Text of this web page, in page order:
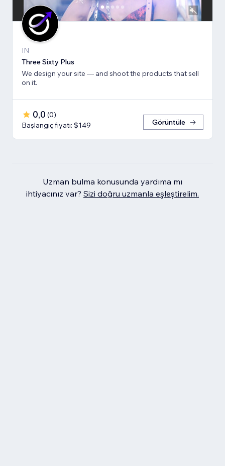
IN
Three Sixty Plus
We design your site — and shoot the products that sell
on it.
0,0 (0)
Başlangıç fiyatı: $149
Görüntüle
Uzman bulma konusunda yardıma mı
ihtiyacınız var? Sizi doğru uzmanla eşleştirelim.